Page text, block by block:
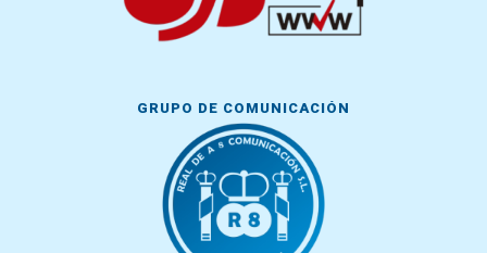
GRUPO DE COMUNICACIÓN